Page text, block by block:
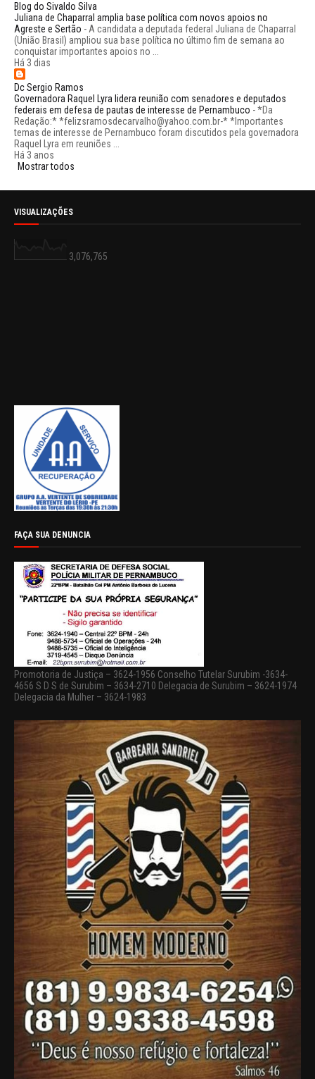
Blog do Sivaldo Silva
Juliana de Chaparral amplia base política com novos apoios no
Agreste e Sertão - A candidata a deputada federal Juliana de Chaparral
(União Brasil) ampliou sua base política no último fim de semana ao
conquistar importantes apoios no ...
Há 3 dias
Dc Sergio Ramos
Governadora Raquel Lyra lidera reunião com senadores e deputados
federais em defesa de pautas de interesse de Pernambuco -*Da
Redação:* *felizsramosdecarvalho@yahoo.com.br-* *Importantes
temas de interesse de Pernambuco foram discutidos pela governadora
Raquel Lyra em reuniões ...
Há 3 anos
Mostrar todos
VISUALIZAÇÕES
3,076,765
FAÇA SUA DENUNCIA
Promotoria de Justiça – 3624-1956 Conselho Tutelar Surubim -3634-
4656 S D S de Surubim – 3634-2710 Delegacia de Surubim – 3624-1974
Delegacia da Mulher – 3624-1983